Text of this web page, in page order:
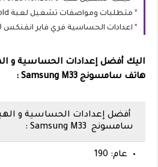
متطلبات ومواصفات تشغيل لعبة Rayman Legends Retold
اعدادات الحساسية فري فاير انفنكس Infinix HOT 70
اليك أفضل إعدادات الحساسية و
هاتف سامسونج Samsung M33 :
أفضل إعدادات الحساسية و
سامسونج Samsung M33 :
عام: 190